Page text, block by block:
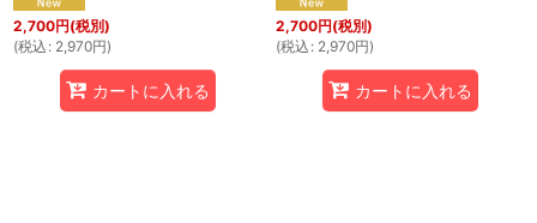
2,700円(税別)
(税込 : 2,970円)
カートに入れる
2,700円(税別)
(税込 : 2,970円)
カートに入れる